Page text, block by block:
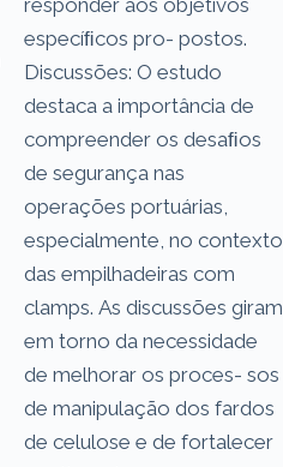
especíﬁcos pro- postos.
Discussões: O estudo
destaca a importância de
compreender os desaﬁos
de segurança nas
operações portuárias,
especialmente, no contexto
das empilhadeiras com
clamps. As discussões giram
em torno da necessidade
de melhorar os proces- sos
de manipulação dos fardos
de celulose e de fortalecer